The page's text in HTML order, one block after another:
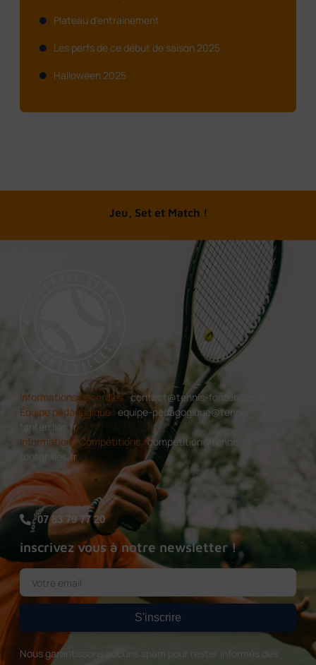
Plateau d'entrainement
Les perfs de ce début de saison 2025
Halloween 2025
A chacun son tennis
Informations générales :contact@tennis-fontenilles.fr
Équipe pédagogique : equipe-pedagogique@tennis-
fontenilles.fr
Informations Compétitions :competition@tennis-
fontenilles.fr
07 83 79 77 20
inscrivez vous à notre newsletter !
S'inscrire
Nous garantissons aucuns spam pour rester informés des